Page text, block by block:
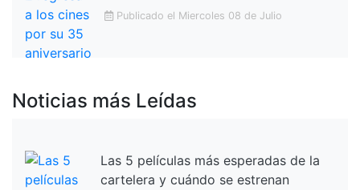
Publicado el Miercoles 08 de Julio
Noticias más Leídas
Las 5 películas más esperadas de la
cartelera y cuándo se estrenan